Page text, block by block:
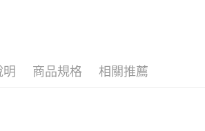
明 商品規格 相關推薦